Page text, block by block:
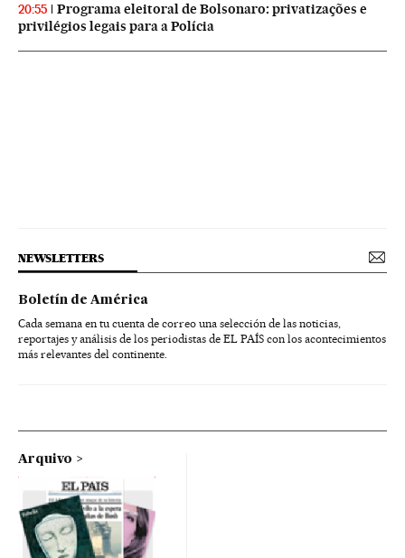
20:55
Programa eleitoral de Bolsonaro: privatizações e
privilégios legais para a Polícia
NEWSLETTERS
Boletín de América
Cada semana en tu cuenta de correo una selección de las noticias,
reportajes y análisis de los periodistas de EL PAÍS con los acontecimientos
más relevantes del continente.
Arquivo